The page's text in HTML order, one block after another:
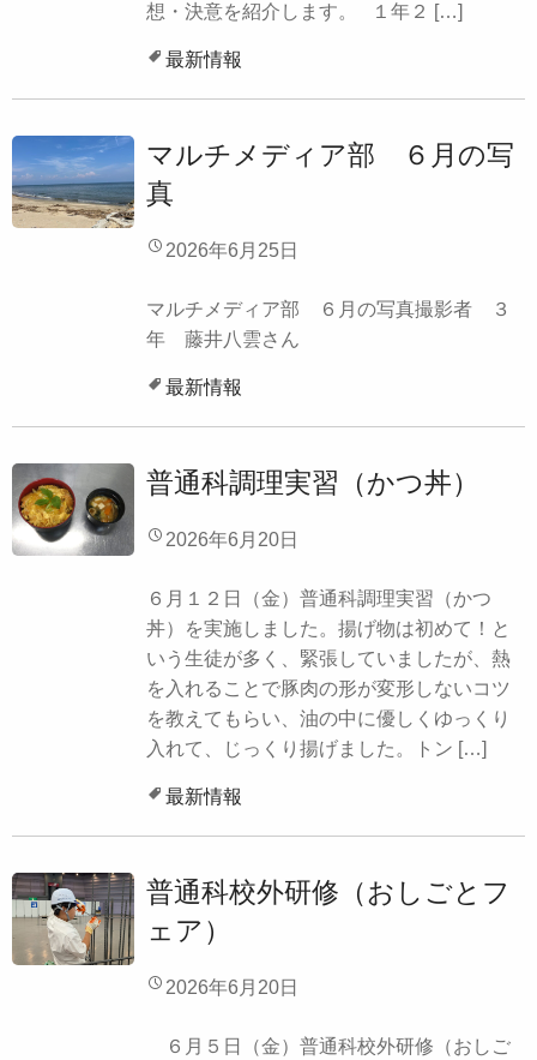
想・決意を紹介します。 １年２ […]
最新情報
マルチメディア部 ６月の写
真
2026年6月25日
マルチメディア部 ６月の写真撮影者 ３
年 藤井八雲さん
最新情報
普通科調理実習（かつ丼）
2026年6月20日
６月１２日（金）普通科調理実習（かつ
丼）を実施しました。揚げ物は初めて！と
いう生徒が多く、緊張していましたが、熱
を入れることで豚肉の形が変形しないコツ
を教えてもらい、油の中に優しくゆっくり
入れて、じっくり揚げました。トン […]
最新情報
普通科校外研修（おしごとフ
ェア）
2026年6月20日
６月５日（金）普通科校外研修（おしご